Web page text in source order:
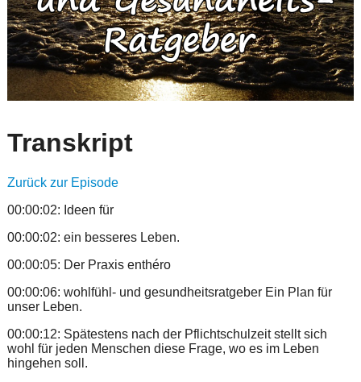
Transkript
Zurück zur Episode
00:00:02: Ideen für
00:00:02: ein besseres Leben.
00:00:05: Der Praxis enthéro
00:00:06: wohlfühl- und gesundheitsratgeber Ein Plan für
unser Leben.
00:00:12: Spätestens nach der Pflichtschulzeit stellt sich
wohl für jeden Menschen diese Frage, wo es im Leben
hingehen soll.